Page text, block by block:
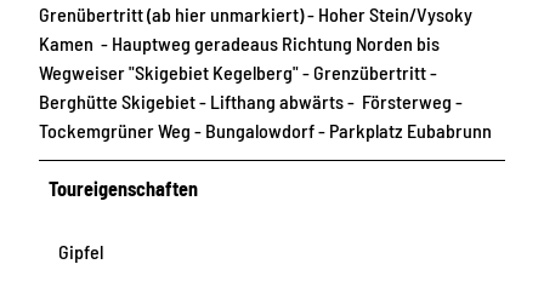
Grenübertritt (ab hier unmarkiert) - Hoher Stein/Vysoky
Kamen - Hauptweg geradeaus Richtung Norden bis
Wegweiser "Skigebiet Kegelberg" - Grenzübertritt -
Berghütte Skigebiet - Lifthang abwärts - Försterweg -
Tockemgrüner Weg - Bungalowdorf - Parkplatz Eubabrunn
Toureigenschaften
Gipfel